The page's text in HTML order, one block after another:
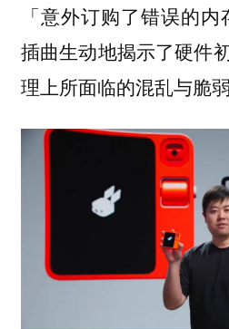
「意外订购了错误的
插曲生动地揭示了硬件
理上所面临的混乱与脆弱